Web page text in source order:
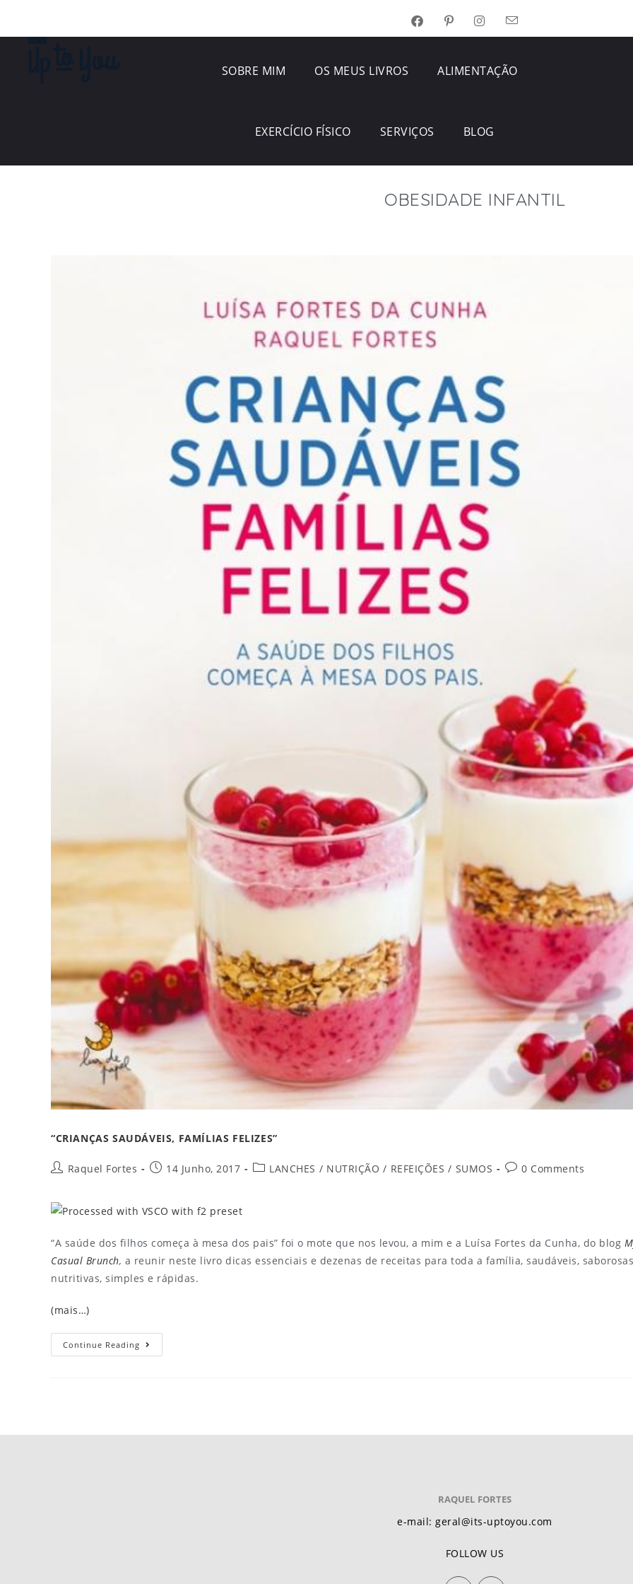
SOBRE MIM OS MEUS LIVROS ALIMENTAÇÃO
EXERCÍCIO FÍSICO SERVIÇOS BLOG
OBESIDADE INFANTIL
“CRIANÇAS SAUDÁVEIS, FAMÍLIAS FELIZES”
Raquel Fortes 14 Junho, 2017 LANCHES / NUTRIÇÃO / REFEIÇÕES / SUMOS 0 Comments
“A saúde dos filhos começa à mesa dos pais” foi o mote que nos levou, a mim e a Luísa Fortes da Cunha, do blog
Casual Brunch, a reunir neste livro dicas essenciais e dezenas de receitas para toda a família, saudáveis,
nutritivas, simples e rápidas.
(mais…)
Continue Reading
RAQUEL FORTES
e-mail: geral@its-uptoyou.com
FOLLOW US